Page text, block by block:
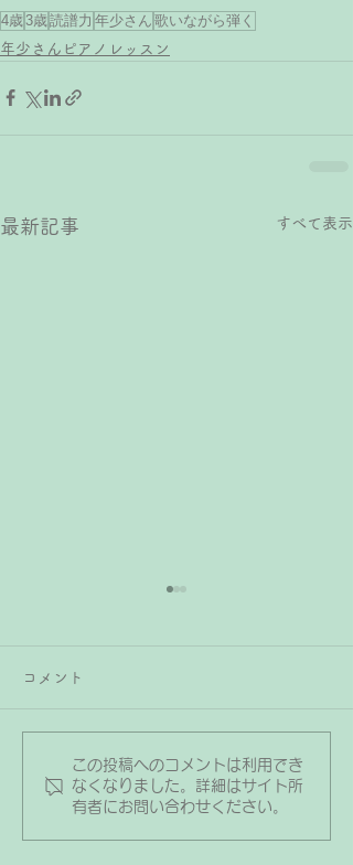
4歳 3歳読譜力 年少さん 歌いながら弾く
年少さんピアノレッスン
最新記事 すべて表示
自分から「1人でレッスン
に行く！」と言って来て
コメント
この投稿へのコメントは利用でき
なくなりました。詳細はサイト所
有者にお問い合わせください。